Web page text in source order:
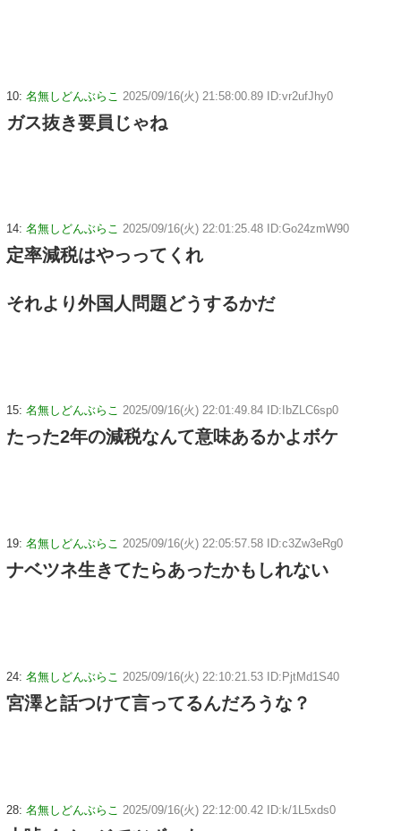
10: 名無しどんぶらこ 2025/09/16(火) 21:58:00.89 ID:vr2ufJhy0
ガス抜き要員じゃね
14: 名無しどんぶらこ 2025/09/16(火) 22:01:25.48 ID:Go24zmW90
定率減税はやっってくれ
それより外国人問題どうするかだ
15: 名無しどんぶらこ 2025/09/16(火) 22:01:49.84 ID:IbZLC6sp0
たった2年の減税なんて意味あるかよボケ
19: 名無しどんぶらこ 2025/09/16(火) 22:05:57.58 ID:c3Zw3eRg0
ナベツネ生きてたらあったかもしれない
24: 名無しどんぶらこ 2025/09/16(火) 22:10:21.53 ID:PjtMd1S40
宮澤と話つけて言ってるんだろうな？
28: 名無しどんぶらこ 2025/09/16(火) 22:12:00.42 ID:k/1L5xds0